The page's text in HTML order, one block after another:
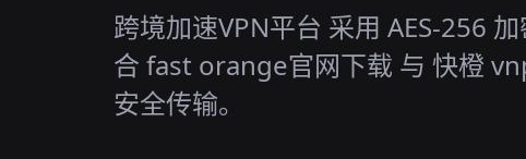
跨境加速VPN平台 采用 AES-256
合 fast orange官网下载 与 快橙
安全传输。